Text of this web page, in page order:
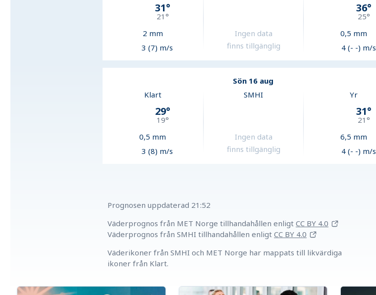
31°
21 °
2 mm
3 (7) m/s
Ingen data
finns tillgänglig
36°
25°
0,5 mm
4 (- -) m/s
Sön 16 aug
Klart
29°
19°
0,5 mm
3 (8) m/s
SMHI
Ingen data
finns tillgänglig
Yr
31°
21 °
6,5 mm
4 (- -) m/s
Prognosen uppdaterad 21:52
Väderprognos från MET Norge tillhandahållen enligt CC BY 4.0
Väderprognos från SMHI tillhandahållen enligt CC BY 4.0
Väderikoner från SMHI och MET Norge har mappats till likvärdiga
ikoner från Klart.